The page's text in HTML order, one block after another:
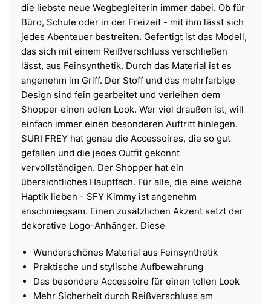
die liebste neue Wegbegleiterin immer dabei. Ob für
Büro, Schule oder in der Freizeit - mit ihm lässt sich
jedes Abenteuer bestreiten. Gefertigt ist das Modell,
das sich mit einem Reißverschluss verschließen
lässt, aus Feinsynthetik. Durch das Material ist es
angenehm im Griff. Der Stoff und das mehrfarbige
Design sind fein gearbeitet und verleihen dem
Shopper einen edlen Look. Wer viel draußen ist, will
einfach immer einen besonderen Auftritt hinlegen.
SURI FREY hat genau die Accessoires, die so gut
gefallen und die jedes Outfit gekonnt
vervollständigen. Der Shopper hat ein
übersichtliches Hauptfach. Für alle, die eine weiche
Haptik lieben - SFY Kimmy ist angenehm
anschmiegsam. Einen zusätzlichen Akzent setzt der
dekorative Logo-Anhänger. Diese
Wunderschönes Material aus Feinsynthetik
Praktische und stylische Aufbewahrung
Das besondere Accessoire für einen tollen Look
Mehr Sicherheit durch Reißverschluss am